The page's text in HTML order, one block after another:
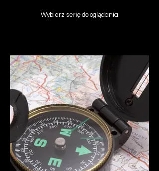
Wybierz serię do oglądania